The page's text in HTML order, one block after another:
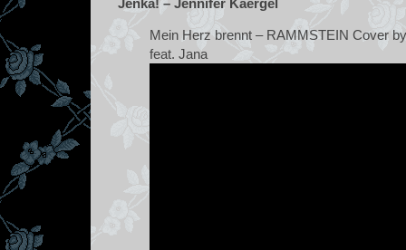
Jenka! – Jennifer Kaergel
Mein Herz brennt – RAMMSTEIN Cover
feat. Jana